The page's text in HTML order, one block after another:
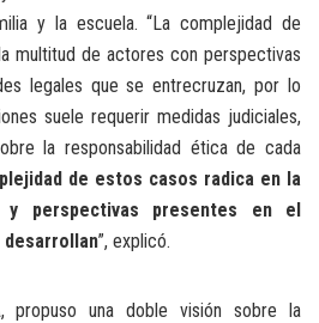
y la escuela. “La complejidad de
multitud de actores con perspectivas
legales que se entrecruzan, por lo
suele requerir medidas judiciales,
la responsabilidad ética de cada
de estos casos radica en la
y perspectivas presentes en el
”, explicó.
propuso una doble visión sobre la